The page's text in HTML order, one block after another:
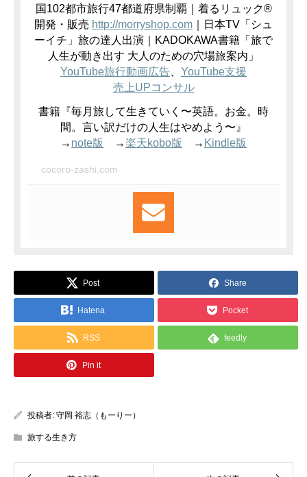
国102都市旅行47都道府県制覇｜着るリュック®
開発・販売 http://morryshop.com ｜日本TV「シュ
ーイチ」旅の達人出演｜KADOKAWA書籍「旅で
人生が動き出す 大人のための穴場旅案内」
YouTube旅行動画広告
YouTube支援
売上UPコンサル
書籍『毎月旅して生きていく〜英語。お金。時
間。言い訳だけの人生はやめよう〜』
→ note版 →楽天kobo版 → Kindle版
cocoro-zashi.com
Post Share
Hatena Pocket
RSS feedly
Pin it
投稿者: 守岡 裕志（もーりー）
旅する生き方